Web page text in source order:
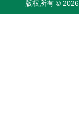
版权所有 ©